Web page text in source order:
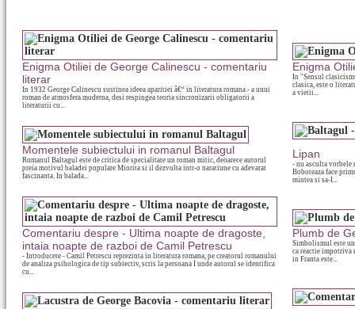
Enigma Otiliei de George Calinescu - comentariu
literar
In 1932 George Calinescu sustinea ideea aparitiei â€“ in literatura romana - a unui
roman de atmosfera moderna, desi respingea teoria sincronizarii obligatorii a
literaturii cu...
Enigma
In "Sensul
clasica, este o
a vietii...
Momentele subiectului in romanul Baltagul
Romanul Baltagul este de critica de specialitate un roman mitic, deoarece autorul
preia motivul baladei populare Miorita si il dezvolta intr-o naratiune cu adevarat
fascinanta. In balada...
Lipan
- nu asculta vorbele
Boboteaza face
mintea si sa-I...
Comentariu despre - Ultima noapte de dragoste,
intaia noapte de razboi de Camil Petrescu
- Introducere - Camil Petrescu reprezinta in literatura romana, pe creatorul romanului
de analiza psihologica de tip subiectiv, scris la persoana I unde autorul se identifica
cu...
Plumb de
Simbolismul este
ca reactie
in Franta este...